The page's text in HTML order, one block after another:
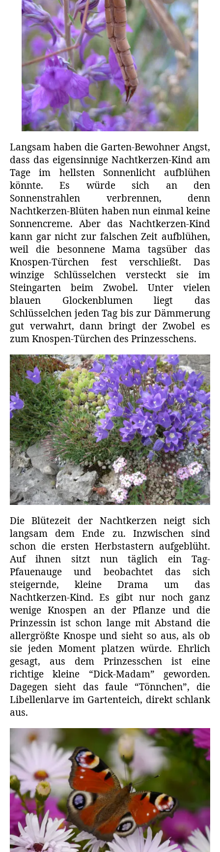
Langsam haben die Garten-Bewohner Angst,
dass das eigensinnige Nachtkerzen-Kind am
Tage im hellsten Sonnenlicht aufblühen
könnte. Es würde sich an den
Sonnenstrahlen verbrennen, denn
Nachtkerzen-Blüten haben nun einmal keine
Sonnencreme. Aber das Nachtkerzen-Kind
kann gar nicht zur falschen Zeit aufblühen,
weil die besonnene Mama tagsüber das
Knospen-Türchen fest verschließt. Das
winzige Schlüsselchen versteckt sie im
Steingarten beim Zwobel. Unter vielen
blauen Glockenblumen liegt das
Schlüsselchen jeden Tag bis zur Dämmerung
gut verwahrt, dann bringt der Zwobel es
zum Knospen-Türchen des Prinzesschens.
Die Blütezeit der Nachtkerzen neigt sich
langsam dem Ende zu. Inzwischen sind
schon die ersten Herbstastern aufgeblüht.
Auf ihnen sitzt nun täglich ein Tag-
Pfauenauge und beobachtet das sich
steigernde, kleine Drama um das
Nachtkerzen-Kind. Es gibt nur noch ganz
wenige Knospen an der Pflanze und die
Prinzessin ist schon lange mit Abstand die
allergrößte Knospe und sieht so aus, als ob
sie jeden Moment platzen würde. Ehrlich
gesagt, aus dem Prinzesschen ist eine
richtige kleine “Dick-Madam” geworden.
Dagegen sieht das faule “Tönnchen”, die
Libellenlarve im Gartenteich, direkt schlank
aus.